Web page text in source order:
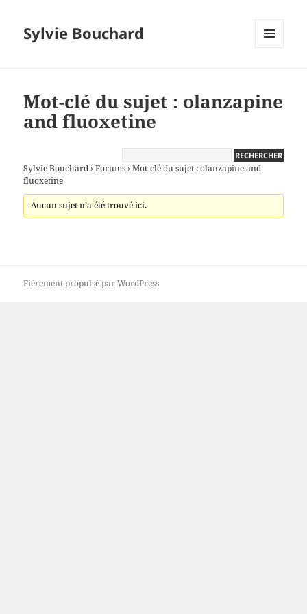
Sylvie Bouchard
Mot-clé du sujet : olanzapine
and fluoxetine
Sylvie Bouchard › Forums › Mot-clé du sujet : olanzapine and
fluoxetine
Aucun sujet n’a été trouvé ici.
Fièrement propulsé par WordPress